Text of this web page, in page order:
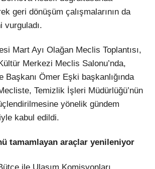
geri dönüşüm çalışmalarının da
vurguladı.
Mart Ayı Olağan Meclis Toplantısı,
Merkezi Meclis Salonu’nda,
Başkanı Ömer Eşki başkanlığında
Temizlik İşleri Müdürlüğü’nün
yönelik gündem
kabul edildi.
tamamlayan araçlar yenileniyor
ile Ulaşım Komisyonları